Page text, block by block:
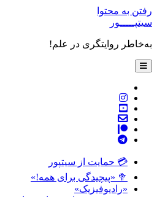
رفتن به محتوا
سیتپـــــور
به‌خاطر روایتگری در علم!
باز
کردن
instagram
youtube
پست
telegram
💳 حمایت از سیتپور
🥦 «پیچیدگی برای همه!»
«رادیوفیزیک»